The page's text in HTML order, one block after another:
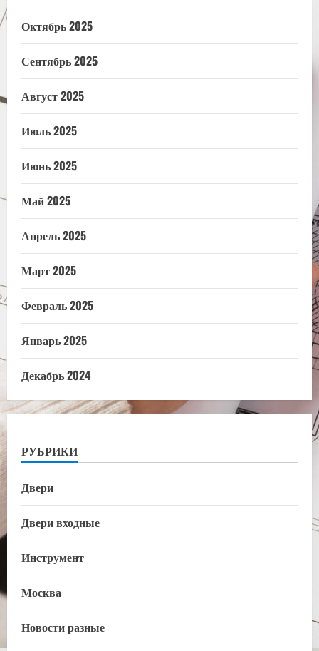
Октябрь 2025
Сентябрь 2025
Август 2025
Июль 2025
Июнь 2025
Май 2025
Апрель 2025
Март 2025
Февраль 2025
Январь 2025
Декабрь 2024
РУБРИКИ
Двери
Двери входные
Инструмент
Москва
Новости разные